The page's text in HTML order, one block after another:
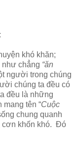
khó khăn;
như chẳng “ăn
người trong chúng
chúng ta đều có
đều là những
tên “Cuộc
chung quanh
cơn khốn khó. Đó